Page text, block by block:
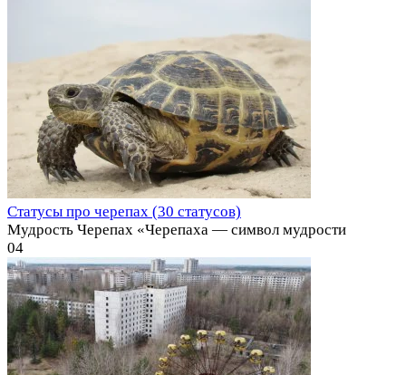
Статусы про черепах (30 статусов)
Мудрость Черепах «Черепаха — символ мудрости
04